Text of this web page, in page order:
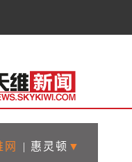
网 | 惠灵顿 ▼